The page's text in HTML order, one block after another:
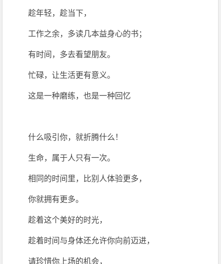
趁年轻，趁当下，
工作之余，多读几本益身心的书；
有时间，多去看望朋友。
忙碌，让生活更有意义。
这是一种磨练，也是一种回忆
什么吸引你，就折腾什么！
生命，属于人只有一次。
相同的时间里，比别人体验更多，
你就拥有更多。
趁着这个美好的时光，
趁着时间与身体还允许你向前迈进，
请珍惜你上场的机会，